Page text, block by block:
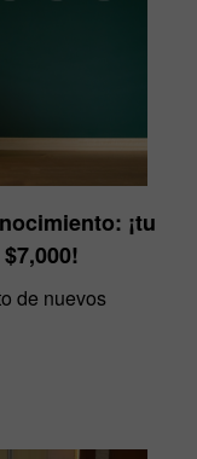
¡tu
de nuevos